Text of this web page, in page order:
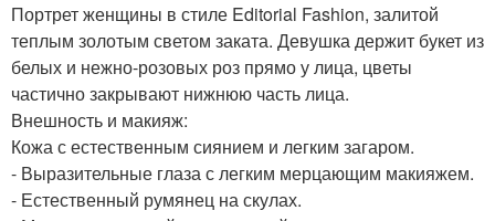
Портрет женщины в стиле Editorial Fashion, залитой
теплым золотым светом заката. Девушка держит букет из
белых и нежно-розовых роз прямо у лица, цветы
частично закрывают нижнюю часть лица.
Внешность и макияж:
Кожа с естественным сиянием и легким загаром.
- Выразительные глаза с легким мерцающим макияжем.
- Естественный румянец на скулах.